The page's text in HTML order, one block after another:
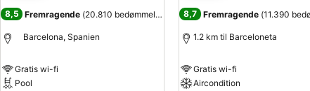
8,5 Fremragende (20.810 bedømmelser
Barcelona, Spanien
Gratis wi-fi
Pool
8,7 Fremragende (11.390
1.2 km til Barceloneta
Gratis wi-fi
Aircondition